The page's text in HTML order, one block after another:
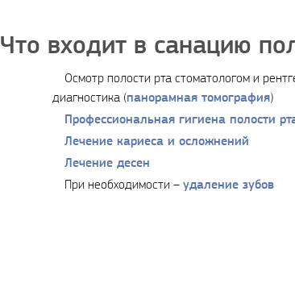
Что входит в санацию
Осмотр полости рта стоматологом и
диагностика (панорамная томография)
Профессиональная гигиена полости
Лечение кариеса и осложнений
Лечение десен
При необходимости – удаление зубов